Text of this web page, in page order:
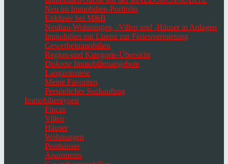
Neu im Immobilien-Portfolio
Exklusiv bei M&B
Neubau-Wohnungen, -Villen und -Häuser in Anlagen
Immobilien mit Lizenz zur Ferienvermietung
Gewerbeimmobilien
Region-und Kategorie-Übersicht
Diskrete Immobilienangebote
Langzeitmiete
Meine Favoriten
Persönlicher Suchauftrag
Immobilientypen
Fincas
Villen
Häuser
Wohnungen
Penthäuser
Apartments